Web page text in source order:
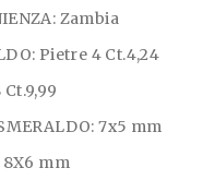
Zambia
Pietre 4 Ct.4,24
7x5 mm
8X6 mm